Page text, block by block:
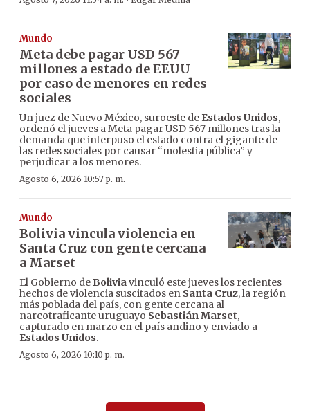
Mundo
Meta debe pagar USD 567
millones a estado de EEUU
por caso de menores en redes
sociales
Un juez de Nuevo México, suroeste de Estados Unidos,
ordenó el jueves a Meta pagar USD 567 millones tras la
demanda que interpuso el estado contra el gigante de
las redes sociales por causar “molestia pública” y
perjudicar a los menores.
Agosto 6, 2026 10:57 p. m.
Mundo
Bolivia vincula violencia en
Santa Cruz con gente cercana
a Marset
El Gobierno de Boliviavinculó este jueves los recientes
hechos de violencia suscitados en Santa Cruz, la región
más poblada del país, con gente cercana al
narcotraficante uruguayo Sebastián Marset,
capturado en marzo en el país andino y enviado a
Estados Unidos.
Agosto 6, 2026 10:10 p. m.